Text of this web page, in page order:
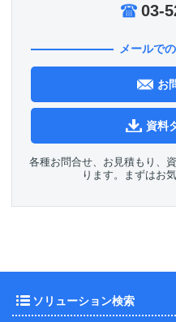
03-
メールで
お
資料
各種お問合せ、お見積もり、
ります。まずはお
ソリューション検索